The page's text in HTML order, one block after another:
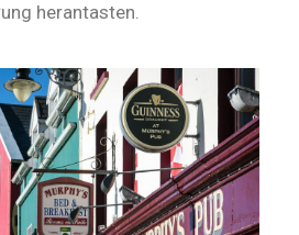
herantasten.